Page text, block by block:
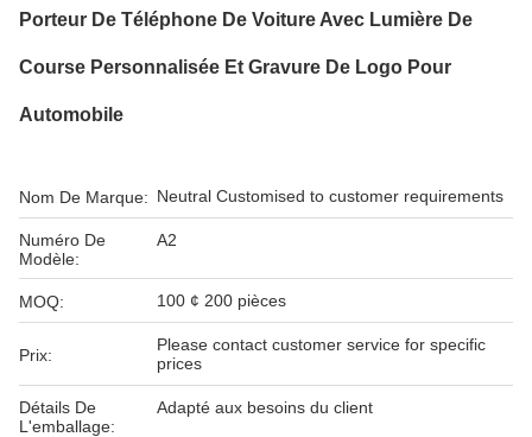
Porteur De Téléphone De Voiture Avec Lumière De
Course Personnalisée Et Gravure De Logo Pour
Automobile
Nom De Marque: Neutral Customised to customer requirements
Numéro De
Modèle:
A2
MOQ: 100 ¢ 200 pièces
Prix:
Please contact customer service for specific
prices
Détails De
L'emballage:
Adapté aux besoins du client